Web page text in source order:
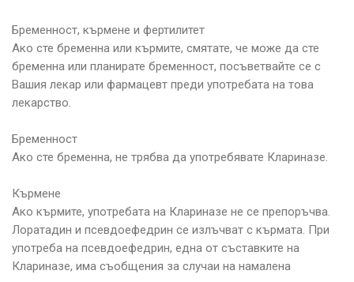
Бременност, кърмене и фертилитет
Ако сте бременна или кърмите, смятате, че може да сте
бременна или планирате бременност, посъветвайте се с
Вашия лекар или фармацевт преди употребата на това
лекарство.
Бременност
Ако сте бременна, не трябва да употребявате Клариназе.
Кърмене
Ако кърмите, употребата на Клариназе не се препоръчва.
Лоратадин и псевдоефедрин се излъчват с кърмата. При
употреба на псевдоефедрин, една от съставките на
Клариназе, има съобщения за случаи на намалена